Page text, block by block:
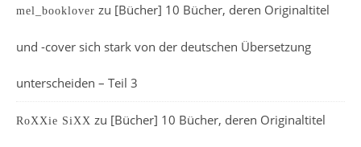
mel_booklover zu [Bücher] 10 Bücher, deren Originaltitel
und -cover sich stark von der deutschen Übersetzung
unterscheiden – Teil 3
RoXXie SiXX zu [Bücher] 10 Bücher, deren Originaltitel